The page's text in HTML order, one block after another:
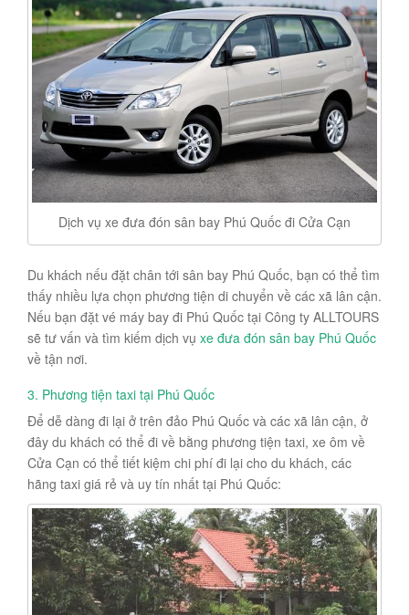
Dịch vụ xe đưa đón sân bay Phú Quốc đi Cửa Cạn
Du khách nếu đặt chân tới sân bay Phú Quốc, bạn có thể tìm
thấy nhiều lựa chọn phương tiện di chuyển về các xã lân cận.
Nếu bạn đặt vé máy bay đi Phú Quốc tại Công ty ALLTOURS
sẽ tư vấn và tìm kiếm dịch vụ xe đưa đón sân bay Phú Quốc
về tận nơi.
3. Phương tiện taxi tại Phú Quốc
Để dễ dàng đi lại ở trên đảo Phú Quốc và các xã lân cận, ở
đây du khách có thể đi về bằng phương tiện taxi, xe ôm về
Cửa Cạn có thể tiết kiệm chi phí đi lại cho du khách, các
hãng taxi giá rẻ và uy tín nhất tại Phú Quốc: